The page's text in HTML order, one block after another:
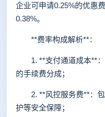
企业可申请0.25%的优惠
0.38%。
**费率构成解析**：
1. **支付通道成本**：
的手续费分成；
2. **风控服务费**：包
护等安全保障；